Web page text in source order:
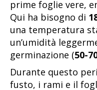
prime foglie vere,
Qui ha bisogno di
una temperatura
un’umidità
germinazione (50-
Durante questo
fusto, i rami e il